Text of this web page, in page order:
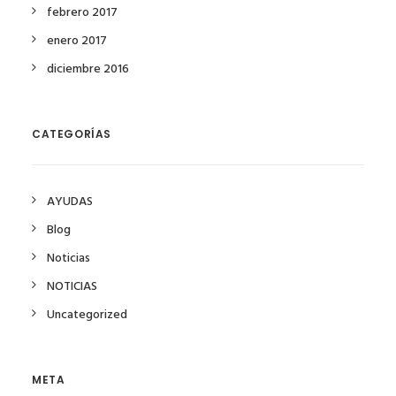
febrero 2017
enero 2017
diciembre 2016
CATEGORÍAS
AYUDAS
Blog
Noticias
NOTICIAS
Uncategorized
META